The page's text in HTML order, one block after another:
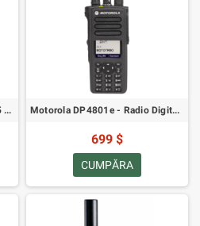
Telefon prin satelit Iridium 9575 Extreme Motorola DP4801e - Radio Digital MotoTRBO VHF
699 $
CUMPĂRA